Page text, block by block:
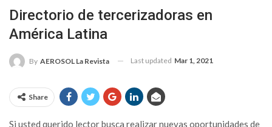
Directorio de tercerizadoras en
América Latina
By AEROSOL La Revista Last updated Mar 1, 2021
Share
Si usted querido lector busca realizar nuevas oportunidades de